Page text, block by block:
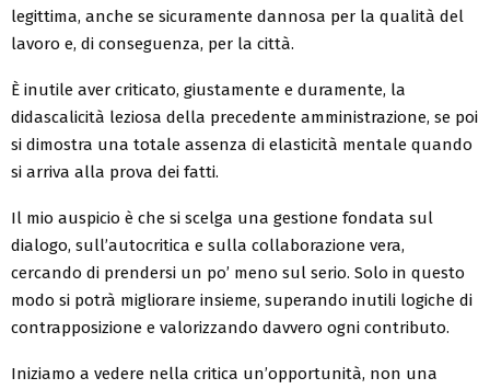
legittima, anche se sicuramente dannosa per la qualità del
lavoro e, di conseguenza, per la città.
È inutile aver criticato, giustamente e duramente, la
didascalicità leziosa della precedente amministrazione, se poi
si dimostra una totale assenza di elasticità mentale quando
si arriva alla prova dei fatti.
Il mio auspicio è che si scelga una gestione fondata sul
dialogo, sull’autocritica e sulla collaborazione vera,
cercando di prendersi un po’ meno sul serio. Solo in questo
modo si potrà migliorare insieme, superando inutili logiche di
contrapposizione e valorizzando davvero ogni contributo.
Iniziamo a vedere nella critica un’opportunità, non una